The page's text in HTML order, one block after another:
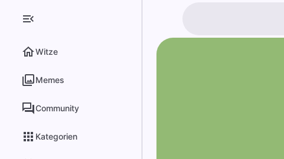
Witze
Memes
Community
Kategorien